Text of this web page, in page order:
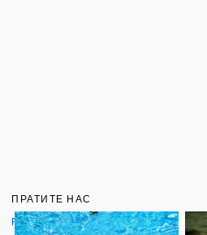
ПРАТИТЕ НАС
Facebook